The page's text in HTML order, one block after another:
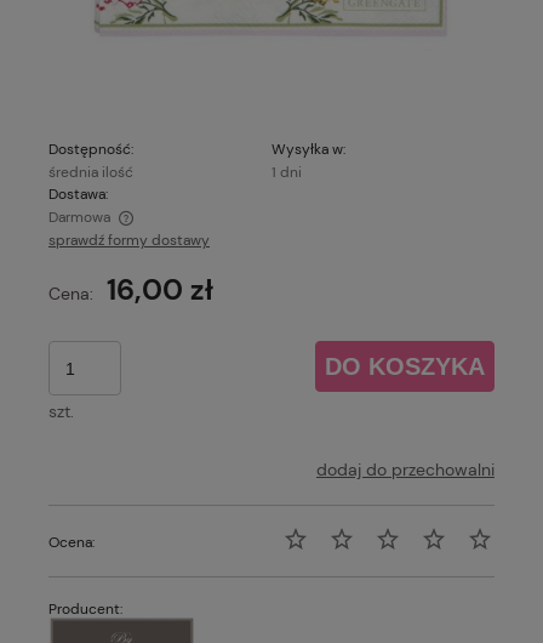
Dostępność:
średnia ilość
Wysyłka w:
1 dni
Dostawa:
Darmowa
Cena nie zawiera ewentualnych kosztów płatności
sprawdź formy dostawy
Cena: 16,00 zł
szt.
DO KOSZYKA
dodaj do przechowalni
Ocena:
Producent: